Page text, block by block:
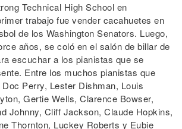
Technical High School en
trabajo fue vender cacahuetes en
de los Washington Senators. Luego,
años, se coló en el salón de billar de
escuchar a los pianistas que se
Entre los muchos pianistas que
Perry, Lester Dishman, Louis
Gertie Wells, Clarence Bowser,
Johnny, Cliff Jackson, Claude Hopkins,
Thornton, Luckey Roberts y Eubie